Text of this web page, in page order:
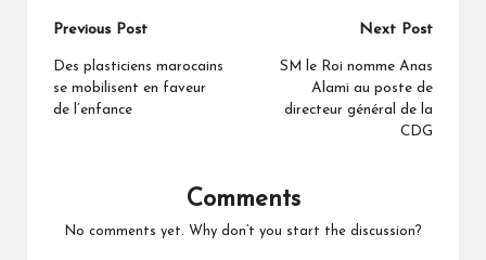
Post
navigation
Previous Post
Des plasticiens marocains
se mobilisent en faveur
de l’enfance
Next Post
SM le Roi nomme Anas
Alami au poste de
directeur général de la
CDG
Comments
No comments yet. Why don’t you start the discussion?